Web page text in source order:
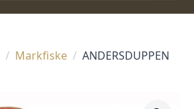
Markfiske
ANDERSDUPPEN